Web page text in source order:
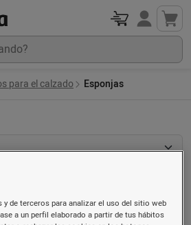
para el calzado Esponjas
de terceros para analizar el uso del sitio web
a un perfil elaborado a partir de tus hábitos